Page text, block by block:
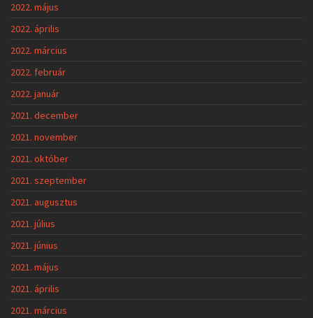
2022. május
2022. április
2022. március
2022. február
2022. január
2021. december
2021. november
2021. október
2021. szeptember
2021. augusztus
2021. július
2021. június
2021. május
2021. április
2021. március